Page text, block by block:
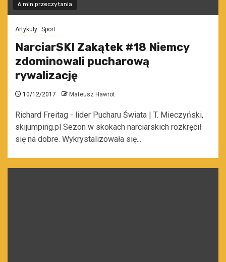
6 min przeczytania
Artykuły Sport
NarciarSKI Zakątek #18 Niemcy
zdominowali pucharową
rywalizację
10/12/2017 Mateusz Hawrot
Richard Freitag - lider Pucharu Świata | T. Mieczyński,
skijumping.pl Sezon w skokach narciarskich rozkręcił
się na dobre. Wykrystalizowała się...